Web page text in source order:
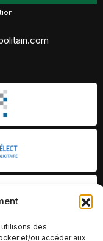
des
et/ou accéder aux